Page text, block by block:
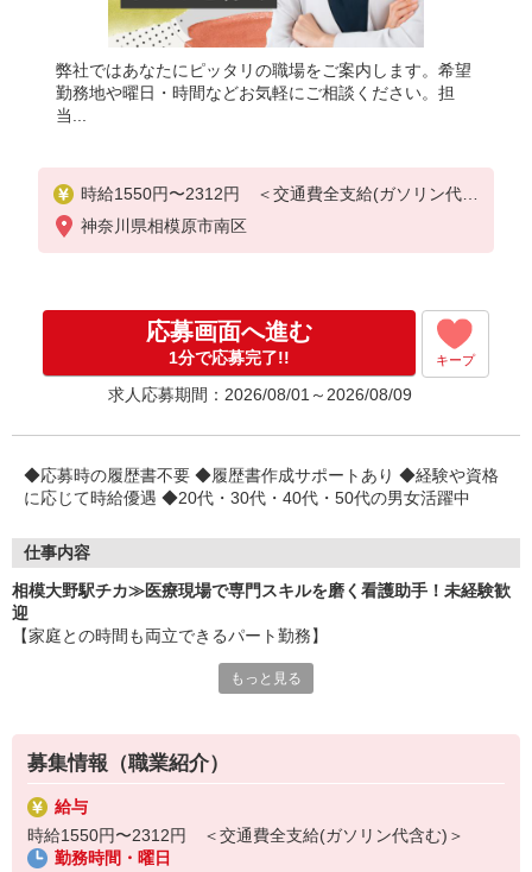
弊社ではあなたにピッタリの職場をご案内します。希望
勤務地や曜日・時間などお気軽にご相談ください。担
当...
時給1550円〜2312円 ＜交通費全支給(ガソリン代含
む)＞
神奈川県相模原市南区
応募画面へ進む
1分で応募完了!! キープ
求人応募期間：2026/08/01～2026/08/09
◆応募時の履歴書不要 ◆履歴書作成サポートあり ◆経験や資格
に応じて時給優遇 ◆20代・30代・40代・50代の男女活躍中
仕事内容
相模大野駅チカ≫医療現場で専門スキルを磨く看護助手！未経験歓
迎
【家庭との時間も両立できるパート勤務】
一度身についた介助技術や医療知識は、どこの病院や介護施設でも
〜仕事内容〜
◆療養環境の提供： 病室の清掃やベッドメイクを通じた衛生管理
◆生活介助業務： 患者様の身体状況に合わせた介助全般
◆医療周辺業務： 医療器具のセッティング、滅菌・消毒処理
◆物品管理： 院内備品の在庫管理・発注、搬送業務
もっと見る
募集情報（職業紹介）
給与
時給1550円〜2312円 ＜交通費全支給(ガソリン代含む)＞
勤務時間・曜日